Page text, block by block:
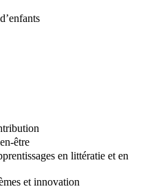
être
en littératie et en
et innovation